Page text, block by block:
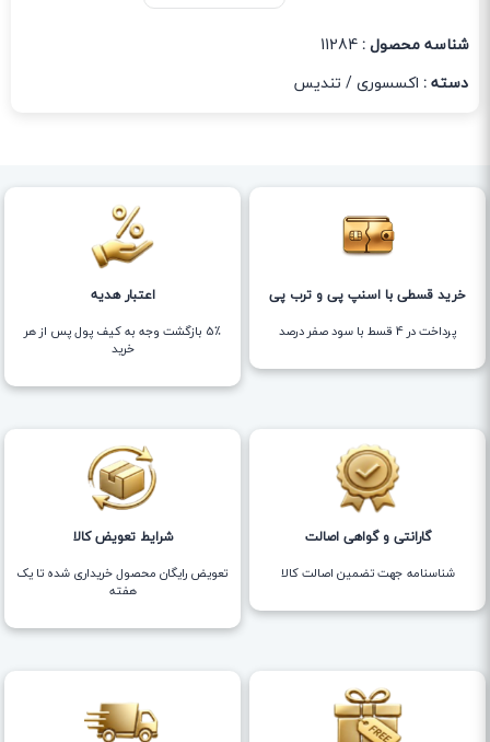
شناسه محصول :11284
دسته : اکسسوری/ تندیس
خرید قسطی با اسنپ پی و ترب پی
پرداخت در 4 قسط با سود صفر درصد
اعتبار هدیه
5٪ بازگشت وجه به کیف پول پس از هر
خرید
گارانتی و گواهی اصالت
شناسنامه جهت تضمین اصالت کالا
شرایط تعویض کالا
تعویض رایگان محصول خریداری شده تا یک
هفته